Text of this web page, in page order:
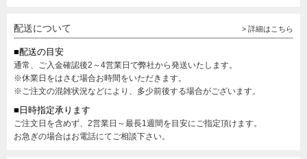
配送について > 詳細はこちら
■配送の目安
通常、ご入金確認後2～4営業日で弊社から発送いたします。
※休業日をはさむ場合お時間をいただきます。
※ご注文の混雑状況などにより、多少前後する場合がございます。
■日時指定承ります
ご注文日を含めず、2営業日～最長1週間を目安にご指定頂けます。
お急ぎの場合はお電話にてご相談下さい。